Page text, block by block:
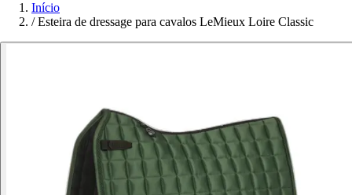
Início
/ Esteira de dressage para cavalos LeMieux Loire Classic